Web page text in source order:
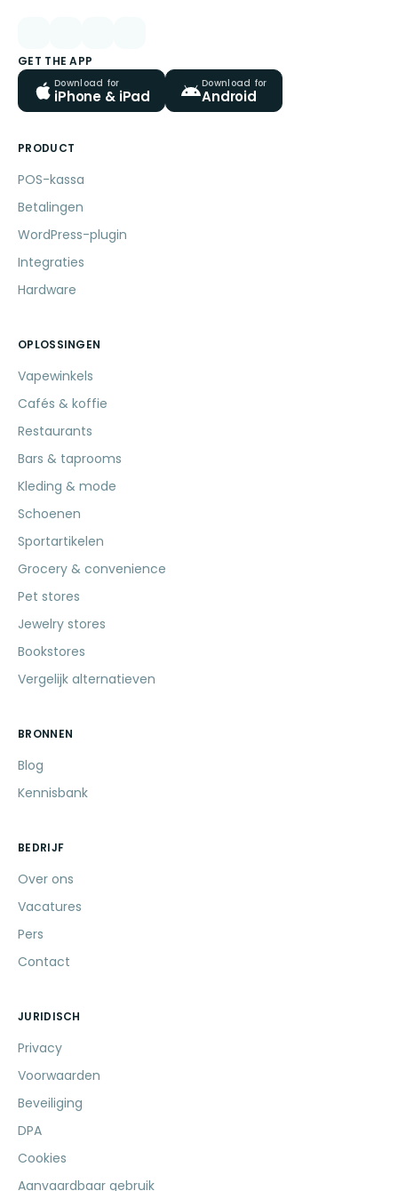
GET THE APP
Download for
iPhone & iPad
Download for
Android
PRODUCT
POS-kassa
Betalingen
WordPress-plugin
Integraties
Hardware
OPLOSSINGEN
Vapewinkels
Cafés & koffie
Restaurants
Bars & taprooms
Kleding & mode
Schoenen
Sportartikelen
Grocery & convenience
Pet stores
Jewelry stores
Bookstores
Vergelijk alternatieven
BRONNEN
Blog
Kennisbank
BEDRIJF
Over ons
Vacatures
Pers
Contact
JURIDISCH
Privacy
Voorwaarden
Beveiliging
DPA
Cookies
Aanvaardbaar gebruik